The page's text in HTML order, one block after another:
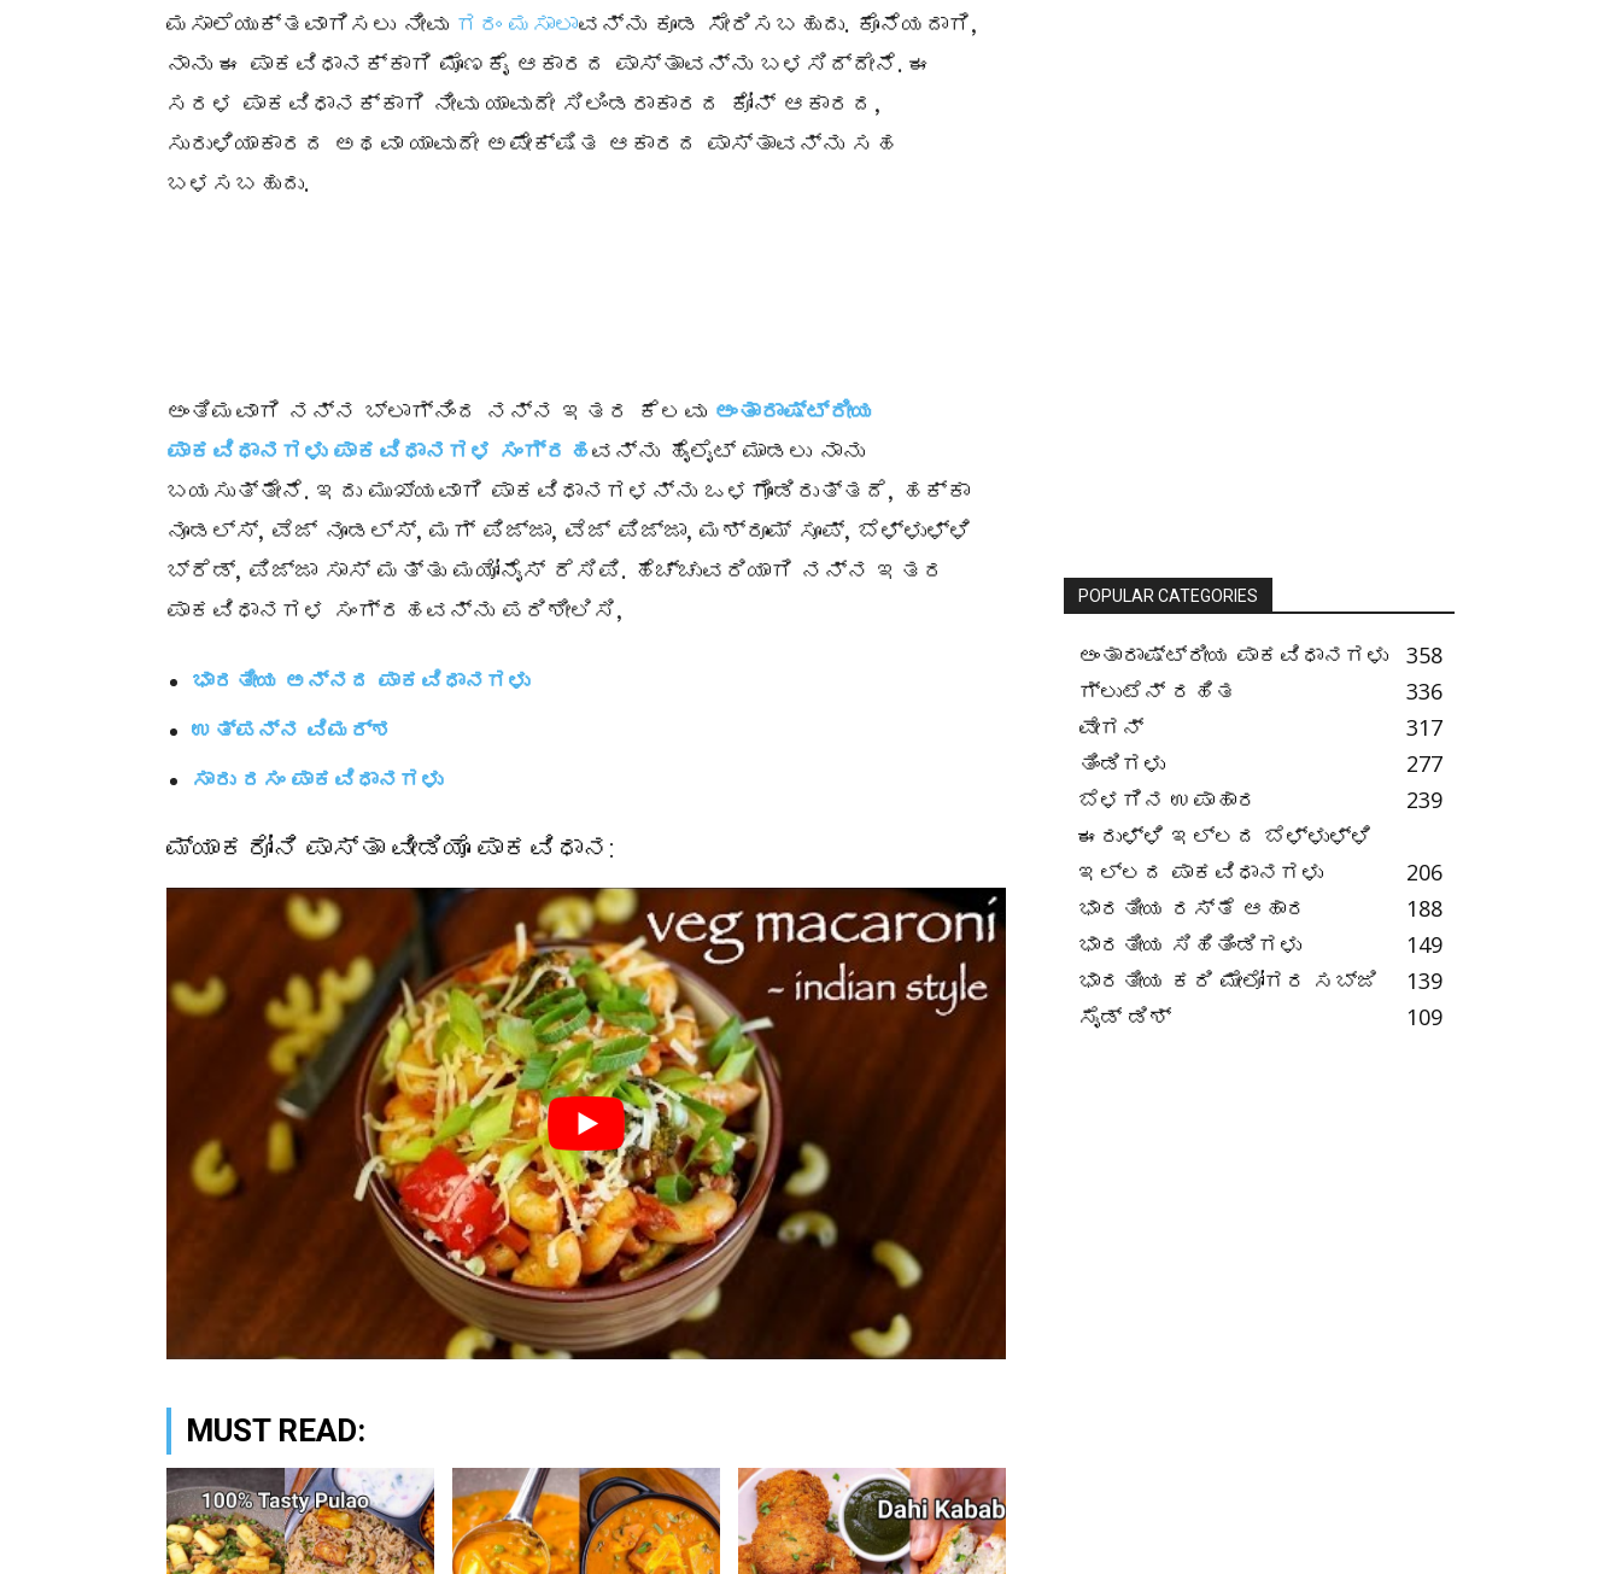
ಮಸಾಲೆಯುಕ್ತವಾಗಿಸಲು ನೀವು ಗರಂ ಮಸಾಲಾವನ್ನು ಕೂಡ ಸೇರಿಸಬಹುದು. ಕೊನೆಯದಾಗಿ,
ನಾನು ಈ ಪಾಕವಿಧಾನಕ್ಕಾಗಿ ಮೊಣಕೈ ಆಕಾರದ ಪಾಸ್ತಾವನ್ನು ಬಳಸಿದ್ದೇನೆ. ಈ
ಸರಳ ಪಾಕವಿಧಾನಕ್ಕಾಗಿ ನೀವು ಯಾವುದೇ ಸಿಲಿಂಡರಾಕಾರದ ಕೋನ್ ಆಕಾರದ,
ಸುರುಳಿಯಾಕಾರದ ಅಥವಾ ಯಾವುದೇ ಅಪೇಕ್ಷಿತ ಆಕಾರದ ಪಾಸ್ತಾವನ್ನು ಸಹ
ಬಳಸಬಹುದು.
ಅಂತಿಮವಾಗಿ ನನ್ನ ಬ್ಲಾಗ್‌ನಿಂದ ನನ್ನ ಇತರ ಕೆಲವು ಅಂತಾರಾಷ್ಟ್ರೀಯ
ಪಾಕವಿಧಾನಗಳು ಪಾಕವಿಧಾನಗಳ ಸಂಗ್ರಹವನ್ನು ಹೈಲೈಟ್ ಮಾಡಲು ನಾನು
ಬಯಸುತ್ತೇನೆ. ಇದು ಮುಖ್ಯವಾಗಿ ಪಾಕವಿಧಾನಗಳನ್ನು ಒಳಗೊಂಡಿರುತ್ತದೆ, ಹಕ್ಕಾ
ನೂಡಲ್ಸ್, ವೆಜ್ ನೂಡಲ್ಸ್, ಮಗ್ ಪಿಜ್ಜಾ, ವೆಜ್ ಪಿಜ್ಜಾ, ಮಶ್ರೂಮ್ ಸೂಪ್, ಬೆಳ್ಳುಳ್ಳಿ
ಬ್ರೆಡ್, ಪಿಜ್ಜಾ ಸಾಸ್ ಮತ್ತು ಮಯೋನೈಸ್ ರೆಸಿಪಿ. ಹೆಚ್ಚುವರಿಯಾಗಿ ನನ್ನ ಇತರ
ಪಾಕವಿಧಾನಗಳ ಸಂಗ್ರಹವನ್ನು ಪರಿಶೀಲಿಸಿ,
ಭಾರತೀಯ ಅನ್ನದ ಪಾಕವಿಧಾನಗಳು
ಉತ್ಪನ್ನ ವಿಮರ್ಶ
ಸಾರು ರಸಂ ಪಾಕವಿಧಾನಗಳು
ಮ್ಯಾಕರೋನಿ ಪಾಸ್ತಾ ವೀಡಿಯೊ ಪಾಕವಿಧಾನ:
MUST READ:
POPULAR CATEGORIES
ಅಂತಾರಾಷ್ಟ್ರೀಯ ಪಾಕವಿಧಾನಗಳು
358
ಗ್ಲುಟೆನ್ ರಹಿತ
336
ವೇಗನ್
317
ತಿಂಡಿಗಳು
277
ಬೆಳಗಿನ ಉಪಾಹಾರ
239
ಈರುಳ್ಳಿ ಇಲ್ಲದ ಬೆಳ್ಳುಳ್ಳಿ
ಇಲ್ಲದ ಪಾಕವಿಧಾನಗಳು
206
ಭಾರತೀಯ ರಸ್ತೆ ಆಹಾರ
188
ಭಾರತೀಯ ಸಿಹಿತಿಂಡಿಗಳು
149
ಭಾರತೀಯ ಕರಿ ಮೇಲೋಗರ ಸಬ್ಜಿ
139
ಸೈಡ್ ಡಿಶ್
109